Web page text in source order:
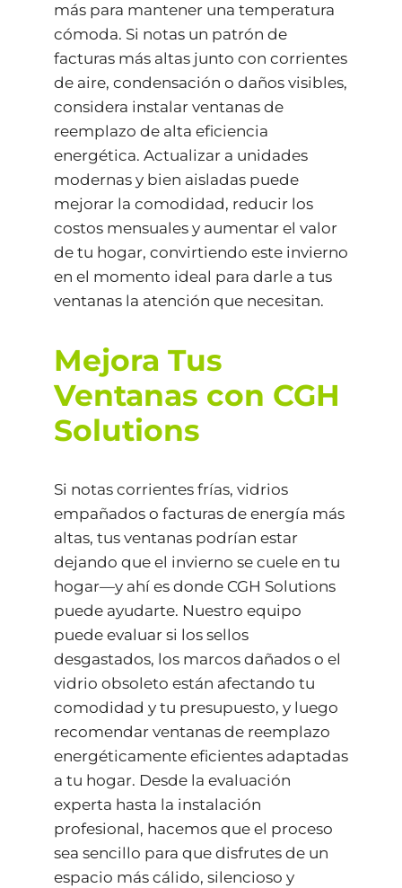
más para mantener una temperatura
cómoda. Si notas un patrón de
facturas más altas junto con corrientes
de aire, condensación o daños visibles,
considera instalar ventanas de
reemplazo de alta eficiencia
energética. Actualizar a unidades
modernas y bien aisladas puede
mejorar la comodidad, reducir los
costos mensuales y aumentar el valor
de tu hogar, convirtiendo este invierno
en el momento ideal para darle a tus
ventanas la atención que necesitan.
Mejora Tus
Ventanas con CGH
Solutions
Si notas corrientes frías, vidrios
empañados o facturas de energía más
altas, tus ventanas podrían estar
dejando que el invierno se cuele en tu
hogar—y ahí es donde CGH Solutions
puede ayudarte. Nuestro equipo
puede evaluar si los sellos
desgastados, los marcos dañados o el
vidrio obsoleto están afectando tu
comodidad y tu presupuesto, y luego
recomendar ventanas de reemplazo
energéticamente eficientes adaptadas
a tu hogar. Desde la evaluación
experta hasta la instalación
profesional, hacemos que el proceso
sea sencillo para que disfrutes de un
espacio más cálido, silencioso y